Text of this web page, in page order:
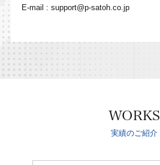
E-mail : support@p-satoh.co.jp
WORKS
実績のご紹介